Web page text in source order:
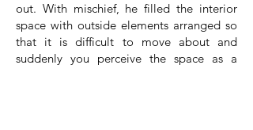
out. With mischief, he filled the interior
space with outside elements arranged so
that it is difficult to move about and
suddenly you perceive the space as a